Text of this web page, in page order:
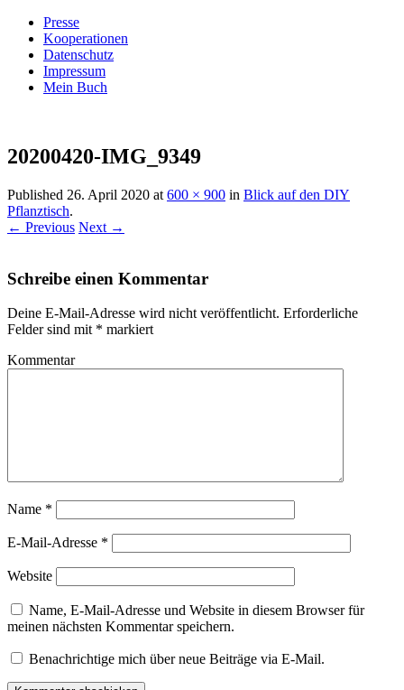
Presse
Kooperationen
Datenschutz
Impressum
Mein Buch
Villa König
20200420-IMG_9349
Published 26. April 2020 at 600 × 900 in Blick auf den DIY
Pflanztisch.
← Previous Next →
Schreibe einen Kommentar
Deine E-Mail-Adresse wird nicht veröffentlicht. Erforderliche
Felder sind mit * markiert
Kommentar
Name *
E-Mail-Adresse *
Website
Name, E-Mail-Adresse und Website in diesem Browser für
meinen nächsten Kommentar speichern.
Benachrichtige mich über neue Beiträge via E-Mail.